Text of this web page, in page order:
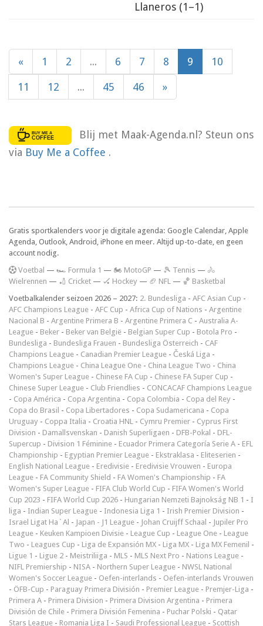
Llaneros (1–1)
« 1 2 ... 6 7 8 9 10
11 12 ... 45 46 »
Blij met Maak-Agenda.nl? Steun ons
via Buy Me a Coffee .
Gratis sportkalenders voor je digitale agenda: Google Calendar, Apple
Agenda, Outlook, Android, iPhone en meer. Altijd up-to-date, en geen
account nodig.
Voetbal — 🏎️ Formula 1 — 🏍 MotoGP — 🎾 Tennis — 🚴
Wielrennen — 🏏 Cricket — 🏑 Hockey — 🏈 NFL — 🏀 Basketbal
Voetbalkalender seizoen 2026 – 2027: 2. Bundesliga - AFC Asian Cup -
AFC Champions League - AFC Cup - Africa Cup of Nations - Argentine
Nacional B - Argentine Primera B - Argentine Primera C - Australia A-
League - Beker - Beker van België - Belgian Super Cup - Botola Pro -
Bundesliga - Bundesliga Frauen - Bundesliga Österreich - CAF
Champions League - Canadian Premier League - Česká Liga -
Champions League - China League One - China League Two - China
Women's Super League - Chinese FA Cup - Chinese FA Super Cup -
Chinese Super League - Club Friendlies - CONCACAF Champions League
- Copa América - Copa Argentina - Copa Colombia - Copa del Rey -
Copa do Brasil - Copa Libertadores - Copa Sudamericana - Copa
Uruguay - Coppa Italia - Croatia HNL - Cymru Premier - Cyprus First
Division - Damallsvenskan - Danish Superligaen - DFB-Pokal - DFL-
Supercup - Division 1 Féminine - Ecuador Primera Categoría Serie A - EFL
Championship - Egyptian Premier League - Ekstraklasa - Eliteserien -
English National League - Eredivisie - Eredivisie Vrouwen - Europa
League - FA Community Shield - FA Women's Championship - FA
Women's Super League - FIFA Club World Cup - FIFA Women's World
Cup 2023 - FIFA World Cup 2026 - Hungarian Nemzeti Bajnokság NB 1 - I
liga - Indian Super League - Indonesia Liga 1 - Irish Premier Division -
Israel Ligat Ha`Al - Japan - J1 League - Johan Cruijff Schaal - Jupiler Pro
League - Keuken Kampioen Divisie - League Cup - League One - League
Two - Leagues Cup - Liga de Expansión MX - Liga MX - Liga MX Femenil -
Ligue 1 - Ligue 2 - Meistriliiga - MLS - MLS Next Pro - Nations League -
NIFL Premiership - NISA - Northern Super League - NWSL National
Women's Soccer League - Oefen-interlands - Oefen-interlands Vrouwen
- ÖFB-Cup - Paraguay Primera División - Premier League - Premjer-Liga -
Primera A - Primera Division - Primera Division Argentina - Primera
División de Chile - Primera División Femenina - Puchar Polski - Qatar
Stars League - Romania Liga I - Saudi Professional League - Scottish